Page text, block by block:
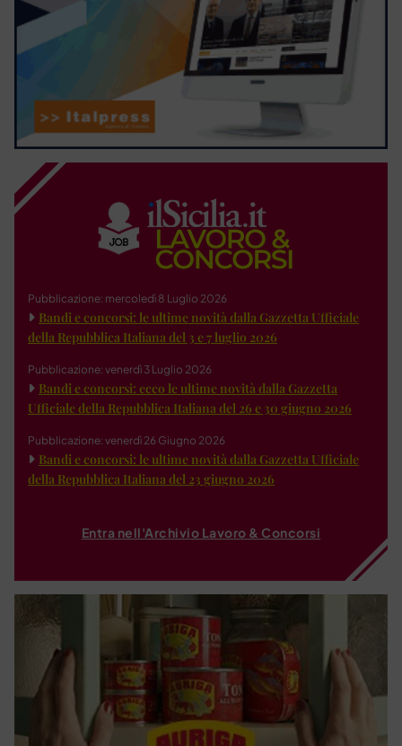
Pubblicazione: mercoledì 8 Luglio 2026
Bandi e concorsi: le ultime novità dalla Gazzetta Ufficiale
della Repubblica Italiana del 3 e 7 luglio 2026
Pubblicazione: venerdì 3 Luglio 2026
Bandi e concorsi: ecco le ultime novità dalla Gazzetta
Ufficiale della Repubblica Italiana del 26 e 30 giugno 2026
Pubblicazione: venerdì 26 Giugno 2026
Bandi e concorsi: le ultime novità dalla Gazzetta Ufficiale
della Repubblica Italiana del 23 giugno 2026
Entra nell'Archivio Lavoro & Concorsi